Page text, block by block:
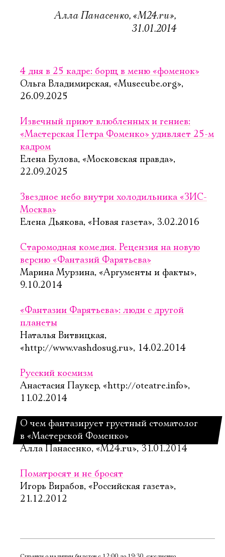
Алла Панасенко, «М24.ru»,
31.01.2014
4 дня в 25 кадре: борщ в меню «фоменок»
Ольга Владимирская, «Musecube.org»,
26.09.2025
Извечный приют влюбленных и гениев:
«Мастерская Петра Фоменко» удивляет 25-м
кадром
Елена Булова, «Московская правда»,
22.09.2025
Звездное небо внутри холодильника «ЗИС-
Москва»
Елена Дьякова, «Новая газета», 3.02.2016
Старомодная комедия. Рецензия на новую
версию «Фантазий Фарятьева»
Марина Мурзина, «Аргументы и факты»,
9.10.2014
«Фантазии Фарятьева»: люди с другой
планеты
Наталья Витвицкая,
«http://www.vashdosug.ru», 14.02.2014
Русский космизм
Анастасия Паукер, «http://oteatre.info»,
11.02.2014
О чем фантазирует грустный стоматолог
в «Мастерской Фоменко»
Алла Панасенко, «М24.ru», 31.01.2014
Поматросят и не бросят
Игорь Вирабов, «Российская газета»,
21.12.2012